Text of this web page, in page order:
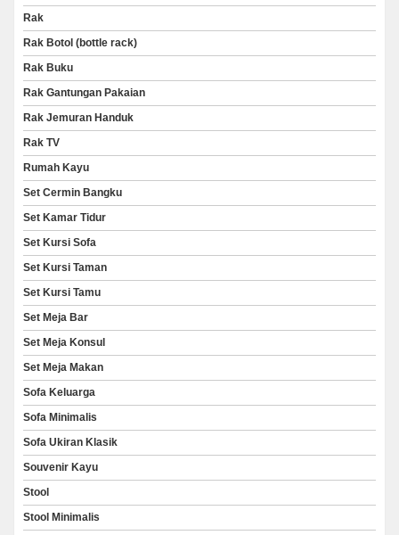
Rak
Rak Botol (bottle rack)
Rak Buku
Rak Gantungan Pakaian
Rak Jemuran Handuk
Rak TV
Rumah Kayu
Set Cermin Bangku
Set Kamar Tidur
Set Kursi Sofa
Set Kursi Taman
Set Kursi Tamu
Set Meja Bar
Set Meja Konsul
Set Meja Makan
Sofa Keluarga
Sofa Minimalis
Sofa Ukiran Klasik
Souvenir Kayu
Stool
Stool Minimalis